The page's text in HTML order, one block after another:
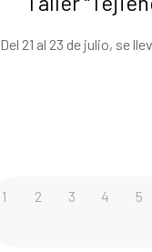
Del 21 al 23 de julio, se
1 2 3 4 5